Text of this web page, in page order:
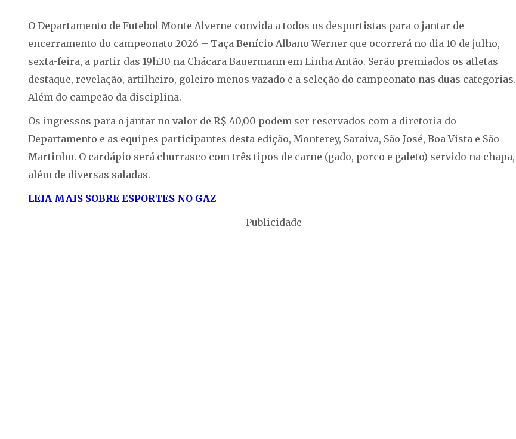
O Departamento de Futebol Monte Alverne convida a todos os desportistas para o jantar de
encerramento do campeonato 2026 – Taça Benício Albano Werner que ocorrerá no dia 10 de julho,
sexta-feira, a partir das 19h30 na Chácara Bauermann em Linha Antão. Serão premiados os atletas
destaque, revelação, artilheiro, goleiro menos vazado e a seleção do campeonato nas duas categorias.
Além do campeão da disciplina.
Os ingressos para o jantar no valor de R$ 40,00 podem ser reservados com a diretoria do
Departamento e as equipes participantes desta edição, Monterey, Saraiva, São José, Boa Vista e São
Martinho. O cardápio será churrasco com três tipos de carne (gado, porco e galeto) servido na chapa,
além de diversas saladas.
LEIA MAIS SOBRE ESPORTES NO GAZ
Publicidade